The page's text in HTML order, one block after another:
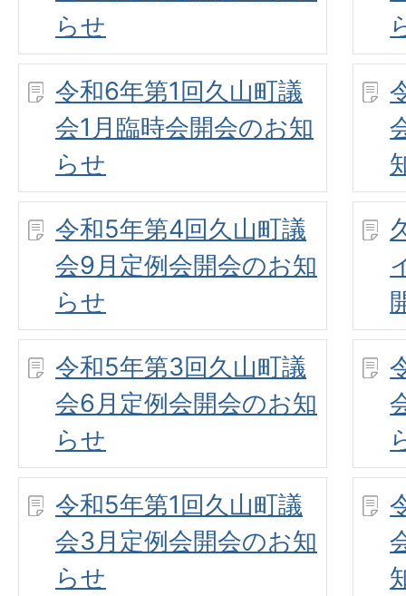
らせ
令和6年第1回久山町議
会1月臨時会開会のお知
らせ
令和5年第4回久山町議
会9月定例会開会のお知
らせ
令和5年第3回久山町議
会6月定例会開会のお知
らせ
令和5年第1回久山町議
会3月定例会開会のお知
らせ